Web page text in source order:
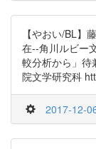
【やおい/BL】
在--角川ルビー
較分析から」待
院文学研究科
2017-12-